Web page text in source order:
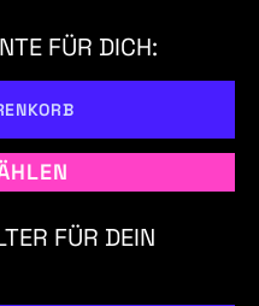
FÜR DICH:
FÜR DEIN